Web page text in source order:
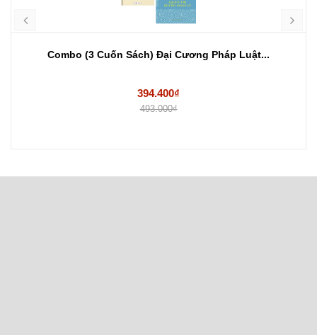
Combo (3 Cuốn Sách) Đại Cương Pháp Luật...
394.400₫
493.000₫